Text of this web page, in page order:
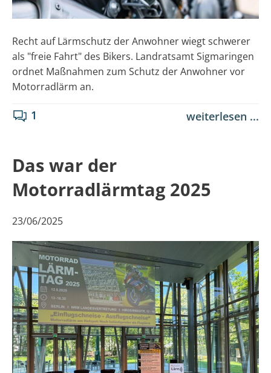
Recht auf Lärmschutz der Anwohner wiegt schwerer
als "freie Fahrt" des Bikers. Landratsamt Sigmaringen
ordnet Maßnahmen zum Schutz der Anwohner vor
Motorradlärm an.
1 weiterlesen ...
Das war der
Motorradlärmtag 2025
23/06/2025